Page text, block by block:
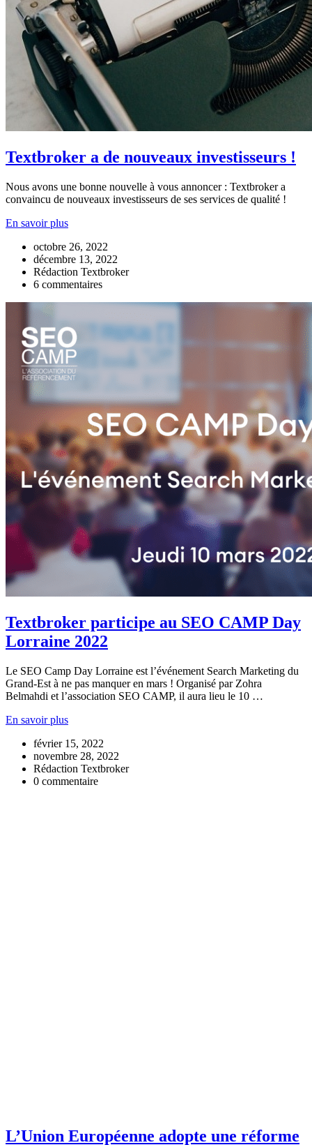
Textbroker a de nouveaux investisseurs !
Nous avons une bonne nouvelle à vous annoncer : Textbroker a
convaincu de nouveaux investisseurs de ses services de qualité !
En savoir plus
octobre 26, 2022
décembre 13, 2022
Rédaction Textbroker
6 commentaires
Textbroker participe au SEO CAMP Day
Lorraine 2022
Le SEO Camp Day Lorraine est l’événement Search Marketing du
Grand-Est à ne pas manquer en mars ! Organisé par Zohra
Belmahdi et l’association SEO CAMP, il aura lieu le 10 …
En savoir plus
février 15, 2022
novembre 28, 2022
Rédaction Textbroker
0 commentaire
L’Union Européenne adopte une réforme